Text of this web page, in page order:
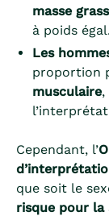
masse
à poids égal.
Les
proportion
musculaire,
Cependant, l’
que soit le
risque pour la